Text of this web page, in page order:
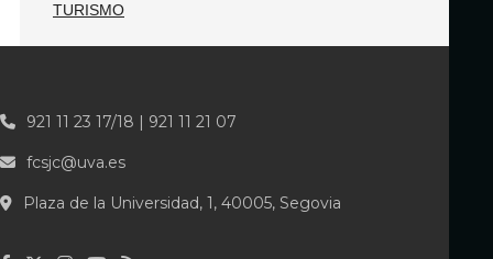
TURISMO
921 11 23 17/18 | 921 11 21 07
fcsjc@uva.es
Plaza de la Universidad, 1, 40005, Segovia